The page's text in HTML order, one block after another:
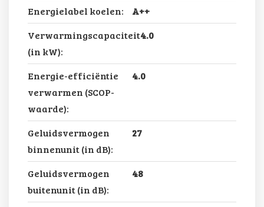
Energielabel koelen:
A++
Verwarmingscapaciteit
(in kW):
4.0
Energie-efficiëntie
verwarmen (SCOP-
waarde):
4.0
Geluidsvermogen
binnenunit (in dB):
27
Geluidsvermogen
buitenunit (in dB):
48